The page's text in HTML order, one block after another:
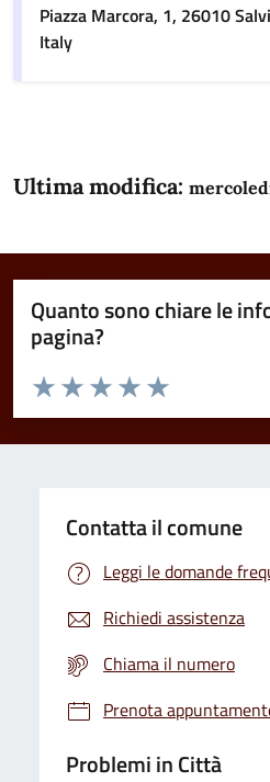
Piazza Marcora, 1, 26010
Italy
Ultima modifica:
Quanto sono chiare le
pagina?
Domanda
Valuta da 1 a 5 stelle la pagina
Valuta 5 stelle
Valuta 4 stelle su 5
Valuta 3 stelle su 5
Valuta 2 stelle su 5
Valuta 1 stelle su 5
Contatta il comune
Leggi le domande
Richiedi assistenza
Chiama il numero
Prenota
Problemi in Città